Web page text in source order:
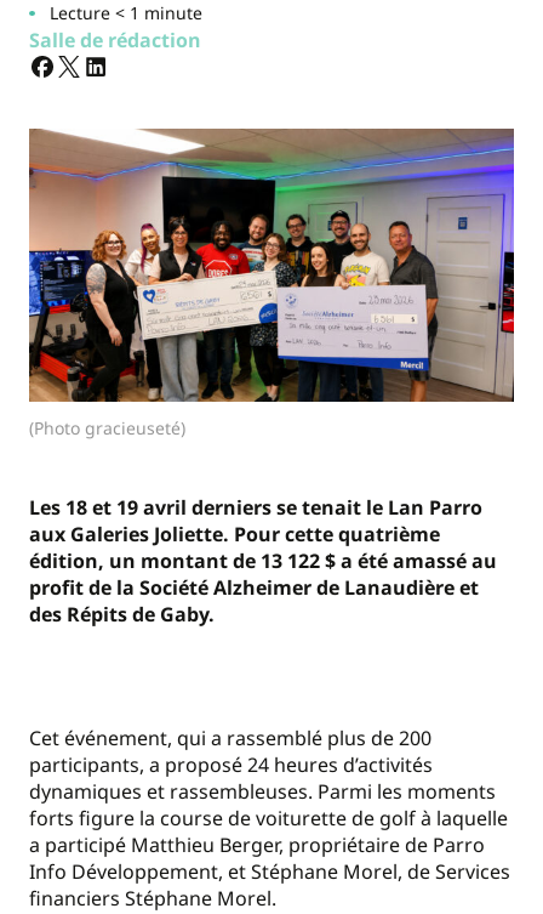
Lecture < 1 minute
Salle de rédaction
(Photo gracieuseté)
Les 18 et 19 avril derniers se tenait le Lan Parro
aux Galeries Joliette. Pour cette quatrième
édition, un montant de 13 122 $ a été amassé au
profit de la Société Alzheimer de Lanaudière et
des Répits de Gaby.
Cet événement, qui a rassemblé plus de 200
participants, a proposé 24 heures d’activités
dynamiques et rassembleuses. Parmi les moments
forts figure la course de voiturette de golf à laquelle
a participé Matthieu Berger, propriétaire de Parro
Info Développement, et Stéphane Morel, de Services
financiers Stéphane Morel.